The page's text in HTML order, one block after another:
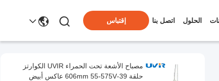
الحلول اتصل بنا إقتباس
مصباح الأشعة تحت الحمراء UVIR الكوارتز
حلقة 39-606mm 55-575V عاكس أبيض